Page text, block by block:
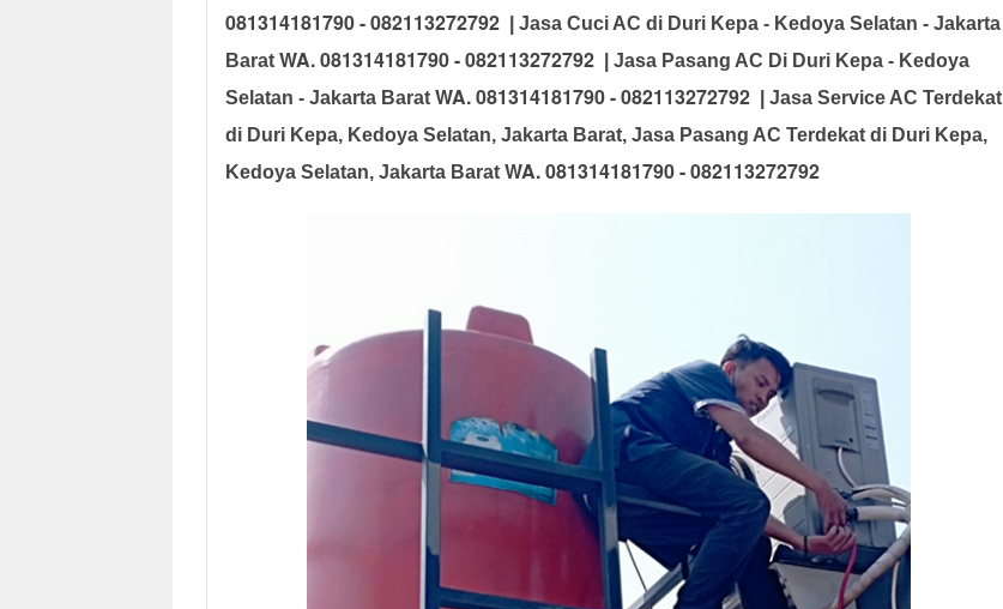
081314181790 - 082113272792
| Jasa Cuci AC di Duri Kepa - Kedoya Selatan - Jakarta
Barat WA. 081314181790 - 082113272792
| Jasa Pasang AC Di Duri Kepa - Kedoya
Selatan - Jakarta Barat WA. 081314181790 - 082113272792
| Jasa Service AC Terdekat
di Duri Kepa, Kedoya Selatan, Jakarta Barat, Jasa Pasang AC Terdekat di Duri Kepa,
Kedoya Selatan, Jakarta Barat WA. 081314181790 - 082113272792